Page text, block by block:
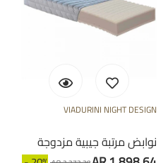
VIADURINI NIGHT DESIGN
نوابض مرتبة جيبية مزدوجة